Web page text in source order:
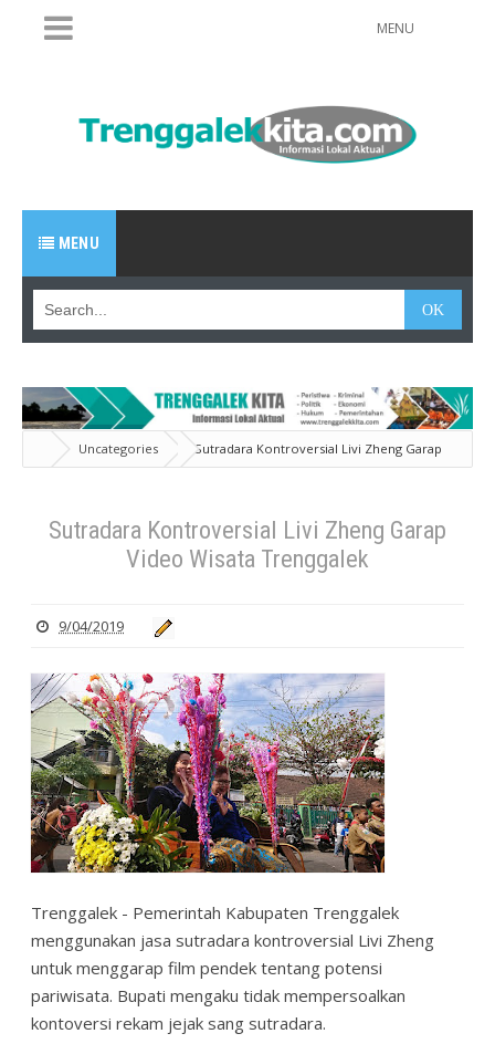
MENU
MENU
Uncategories
Sutradara Kontroversial Livi Zheng Garap
Video Wisata Trenggalek
Sutradara Kontroversial Livi Zheng Garap
Video Wisata Trenggalek
9/04/2019
Trenggalek - Pemerintah Kabupaten Trenggalek
menggunakan jasa sutradara kontroversial Livi Zheng
untuk menggarap film pendek tentang potensi
pariwisata. Bupati mengaku tidak mempersoalkan
kontoversi rekam jejak sang sutradara.